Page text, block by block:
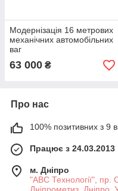
Модернізація 16 метрових
механічних автомобільних
ваг
63 000 ₴
Про нас
100% позитивних з 9
Працює з 24.03.2013
м. Дніпро
"АВС Технології",